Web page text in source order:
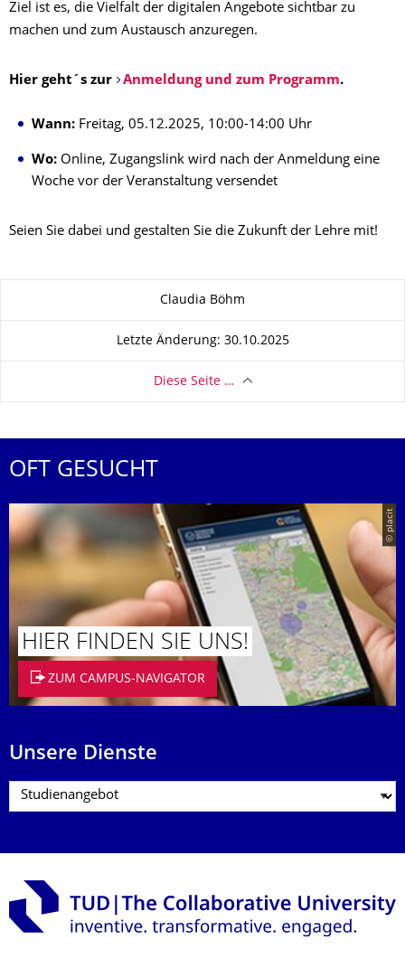
Ziel ist es, die Vielfalt der digitalen Angebote sichtbar zu
machen und zum Austausch anzuregen.
Hier geht´s zur Anmeldung und zum Programm.
Wann: Freitag, 05.12.2025, 10:00-14:00 Uhr
Wo: Online, Zugangslink wird nach der Anmeldung eine
Woche vor der Veranstaltung versendet
Seien Sie dabei und gestalten Sie die Zukunft der Lehre mit!
Claudia Böhm
Letzte Änderung: 30.10.2025
Diese Seite …
OFT GESUCHT
© placit
HIER FINDEN SIE UNS!
ZUM CAMPUS-NAVIGATOR
Unsere Dienste